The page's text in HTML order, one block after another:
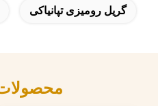
گریل رومیزی تپانیاکی